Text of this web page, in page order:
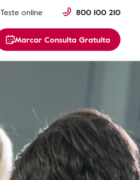
Teste online 800 100 210
Marcar Consulta Gratuita